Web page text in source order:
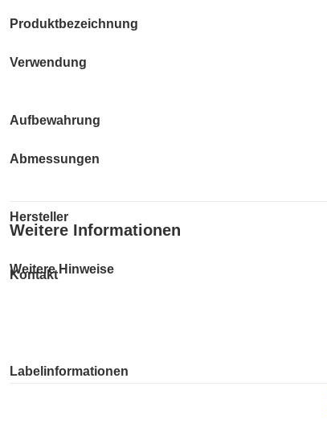
Produktbezeichnung
Verwendung
Aufbewahrung
Abmessungen
Hersteller
Kontakt
Labelinformationen
Weitere Informationen
Weitere Hinweise